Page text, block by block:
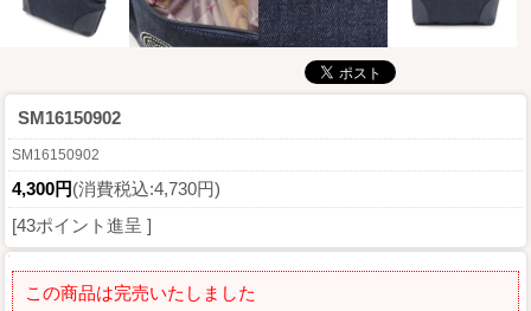
SM16150902
SM16150902
4,300円(消費税込:4,730円)
[43ポイント進呈 ]
この商品は完売いたしました